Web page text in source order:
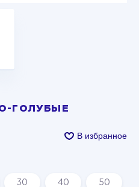
ГОЛУБЫЕ
В избранное
30 40 50